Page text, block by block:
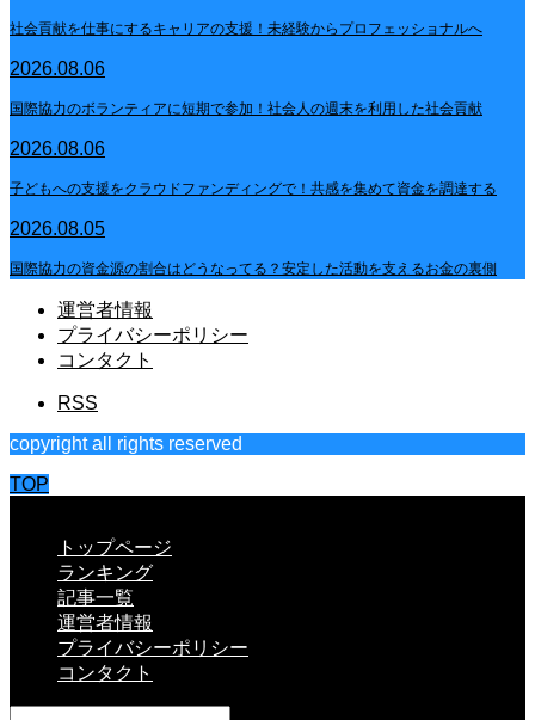
社会貢献を仕事にするキャリアの支援！未経験からプロフェッショナルへ
2026.08.06
国際協力のボランティアに短期で参加！社会人の週末を利用した社会貢献
2026.08.06
子どもへの支援をクラウドファンディングで！共感を集めて資金を調達する
2026.08.05
国際協力の資金源の割合はどうなってる？安定した活動を支えるお金の裏側
運営者情報
プライバシーポリシー
コンタクト
RSS
copyright all rights reserved
TOP
トップページ
ランキング
記事一覧
運営者情報
プライバシーポリシー
コンタクト